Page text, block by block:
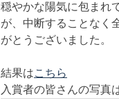
穏やかな陽気に包まれ
が、中断することなく
がとうございました。
結果はこちら
入賞者の皆さんの写真